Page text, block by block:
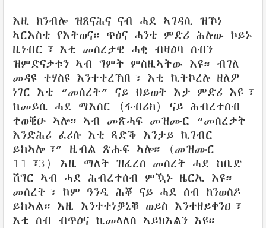
እዚ ክንብሎ ዝጸናሕና ናብ ሓደ ኣገዳሲ ዝኾነ
ኣርእስቲ የእትወና። ጥዕና ሓንቲ ምድሪ ሕሉው ኮይኑ
ዚነብር፣ እቲ መሰረታዊ ሓቂ ብዛዕባ ሰብን
ዝምድናታቱን ኣብ ግምት ምስዚኣትው እዩ። ብገለ
መዳዩ ተሃስዩ እንተተረኽበ፣ እቲ ኪትኮረሉ ዘለዎ
ነገር እቲ “መሰረት” ናይ ህይወት እታ ምድሪ እዩ፣
ከመይሲ ሓደ ማእሰር (ፋብሪክ) ናይ ሕብረተሰብ
ተወቒዑ ኣሎ። ኣብ መጽሓፍ መዝሙር “መሰረታት
እንድሕሪ ፈሪሱ እቲ ጻድቕ እንታይ ኪገብር
ይከኣሎ፣” ዚብል ጽሑፍ ኣሎ። (መዝሙር
11፣3) እዚ ማለት ዝፈረሰ መሰረት ሓደ ከቢድ
ሽግር ኣብ ሓደ ሕብረተሰብ ምዃኑ ዜርኢ እዩ።
መሰረት፣ ከም ዓንዲ ሕቖ ናይ ሓደ ሰብ ክንወስዶ
ይከኣል። እዚ እንተተነቓኒቑ ወይስ እንተዘይቀንዐ፣
እቲ ሰብ ብጥዕና ኪመላለስ ኣይክእልን እዩ።